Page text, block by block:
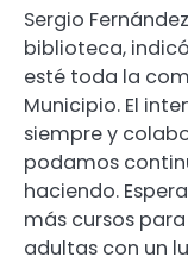
Sergio
biblioteca,
esté toda la
Municipio. El
siempre y
podamos
haciendo.
más cursos
adultas con un